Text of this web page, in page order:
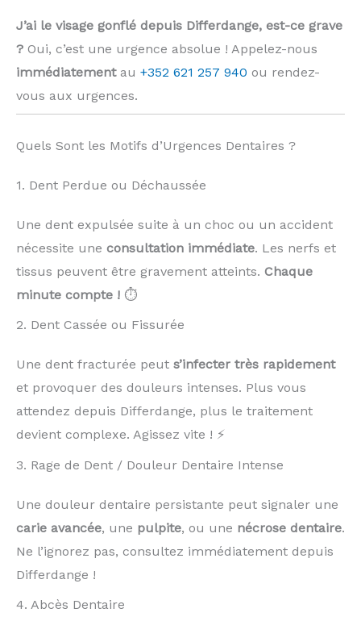
J’ai le visage gonflé depuis Differdange, est-ce grave
? Oui, c’est une urgence absolue ! Appelez-nous
immédiatementau +352 621 257 940 ou rendez-
vous aux urgences.
Quels Sont les Motifs d’Urgences Dentaires ?
1. Dent Perdue ou Déchaussée
Une dent expulsée suite à un choc ou un accident
nécessite une consultation immédiate. Les nerfs et
tissus peuvent être gravement atteints. Chaque
minute compte ! ⏱️
2. Dent Cassée ou Fissurée
Une dent fracturée peut s’infecter très rapidement
et provoquer des douleurs intenses. Plus vous
attendez depuis Differdange, plus le traitement
devient complexe. Agissez vite ! ⚡
3. Rage de Dent / Douleur Dentaire Intense
Une douleur dentaire persistante peut signaler une
carie avancée, une pulpite, ou une nécrose dentaire.
Ne l’ignorez pas, consultez immédiatement depuis
Differdange !
4. Abcès Dentaire